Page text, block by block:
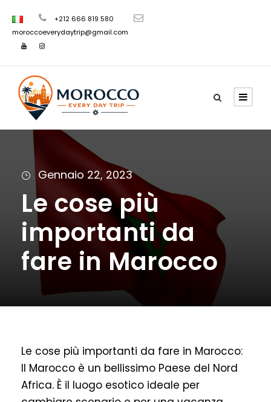
+212 666 819 580
moroccoeverydaytrip@gmail.com
Gennaio 22, 2023
Le cose più
importanti da
fare in Marocco
Le cose più importanti da fare in Marocco:
Il Marocco è un bellissimo Paese del Nord
Africa. È il luogo esotico ideale per